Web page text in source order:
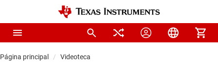
Página principal Videoteca